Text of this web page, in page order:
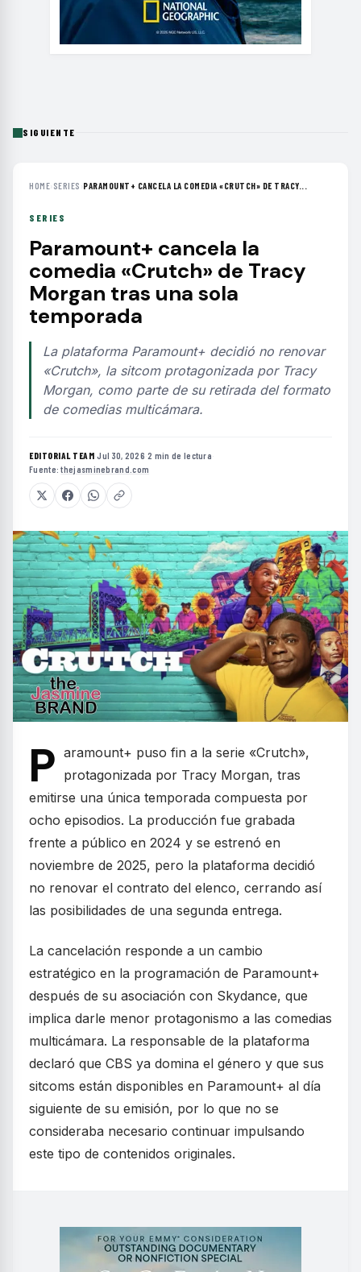
SIGUIENTE
HOME› SERIES ›PARAMOUNT+ CANCELA LA COMEDIA «CRUTCH» DE TRACY...
SERIES
Paramount+ cancela la
comedia «Crutch» de Tracy
Morgan tras una sola
temporada
La plataforma Paramount+ decidió no renovar
«Crutch», la sitcom protagonizada por Tracy
Morgan, como parte de su retirada del formato
de comedias multicámara.
EDITORIAL TEAM·Jul 30, 2026·2 min de lectura·
Fuente:thejasminebrand.com
P aramount+ puso fin a la serie «Crutch»,
protagonizada por Tracy Morgan, tras
emitirse una única temporada compuesta por
ocho episodios. La producción fue grabada
frente a público en 2024 y se estrenó en
noviembre de 2025, pero la plataforma decidió
no renovar el contrato del elenco, cerrando así
las posibilidades de una segunda entrega.
La cancelación responde a un cambio
estratégico en la programación de Paramount+
después de su asociación con Skydance, que
implica darle menor protagonismo a las comedias
multicámara. La responsable de la plataforma
declaró que CBS ya domina el género y que sus
sitcoms están disponibles en Paramount+ al día
siguiente de su emisión, por lo que no se
consideraba necesario continuar impulsando
este tipo de contenidos originales.